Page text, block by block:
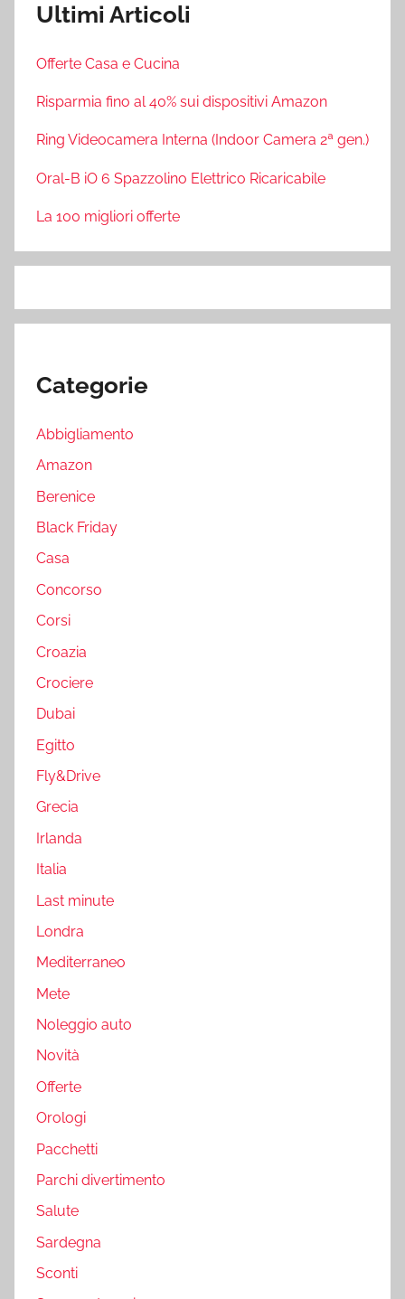
Ultimi Articoli
Offerte Casa e Cucina
Risparmia fino al 40% sui dispositivi Amazon
Ring Videocamera Interna (Indoor Camera 2ª gen.)
Oral-B iO 6 Spazzolino Elettrico Ricaricabile
La 100 migliori offerte
Categorie
Abbigliamento
Amazon
Berenice
Black Friday
Casa
Concorso
Corsi
Croazia
Crociere
Dubai
Egitto
Fly&Drive
Grecia
Irlanda
Italia
Last minute
Londra
Mediterraneo
Mete
Noleggio auto
Novità
Offerte
Orologi
Pacchetti
Parchi divertimento
Salute
Sardegna
Sconti